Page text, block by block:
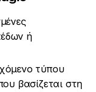
ή
τύπου
βασίζεται στη